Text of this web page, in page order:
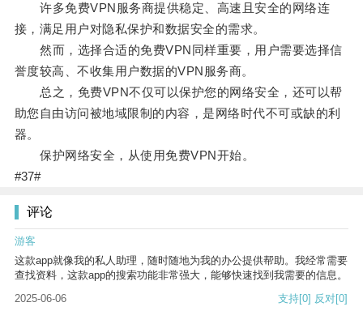
许多免费VPN服务商提供稳定、高速且安全的网络连
接，满足用户对隐私保护和数据安全的需求。
然而，选择合适的免费VPN同样重要，用户需要选择信
誉度较高、不收集用户数据的VPN服务商。
总之，免费VPN不仅可以保护您的网络安全，还可以帮
助您自由访问被地域限制的内容，是网络时代不可或缺的利
器。
保护网络安全，从使用免费VPN开始。
#37#
评论
游客
这款app就像我的私人助理，随时随地为我的办公提供帮助。我经常需要
查找资料，这款app的搜索功能非常强大，能够快速找到我需要的信息。
2025-06-06
支持[0] 反对[0]